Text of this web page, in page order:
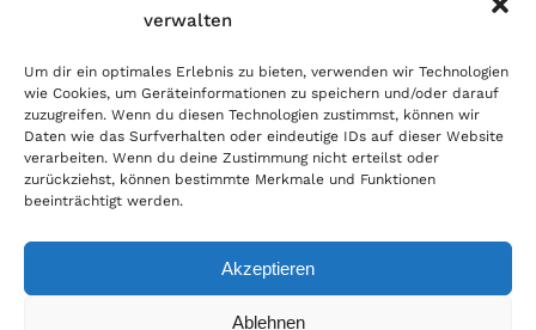
verwalten
Um dir ein optimales Erlebnis zu bieten, verwenden wir Technologien
wie Cookies, um Geräteinformationen zu speichern und/oder darauf
zuzugreifen. Wenn du diesen Technologien zustimmst, können wir
Daten wie das Surfverhalten oder eindeutige IDs auf dieser Website
verarbeiten. Wenn du deine Zustimmung nicht erteilst oder
zurückziehst, können bestimmte Merkmale und Funktionen
beeinträchtigt werden.
Akzeptieren
Ablehnen
Der Händlerbund setzt sich für sicheren und
erfolgreichen E-Commerce ein. Auch wir sind wie
viele Onlineshops im Netz Mitglied im Händlerbund
und unterstützen fairen Onlinehandel.